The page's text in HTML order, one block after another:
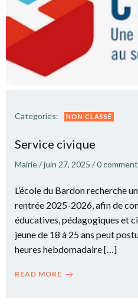
Categories: NON CLASSÉ
Service civique
Mairie/juin 27, 2025 /0
L’école du Bardon recherche
rentrée 2025-2026, afin de
éducatives, pédagogiques et
jeune de 18 à 25 ans peut
heures hebdomadaire […]
READ MORE